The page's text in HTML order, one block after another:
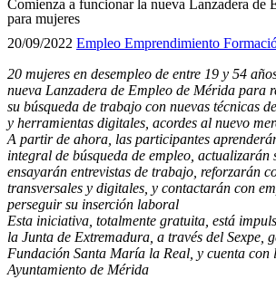
Comienza a funcionar la nueva Lanzadera de
para mujeres
20/09/2022 Empleo Emprendimiento
20 mujeres en desempleo de entre 19 y 54
nueva Lanzadera de Empleo de Mérida para
su búsqueda de trabajo con nuevas técnicas
y herramientas digitales, acordes al nuevo
A partir de ahora, las participantes
integral de búsqueda de empleo, actualizarán
ensayarán entrevistas de trabajo, reforzarán
transversales y digitales, y contactarán con
perseguir su inserción laboral
Esta iniciativa, totalmente gratuita, está
la Junta de Extremadura, a través del Sexpe,
Fundación Santa María la Real, y cuenta
Ayuntamiento de Mérida